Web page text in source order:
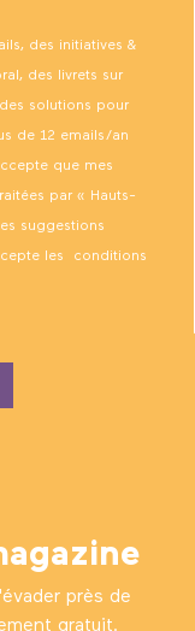
des initiatives &
des livrets sur
solutions pour
de 12 emails/an
que mes
par « Hauts-
suggestions
les conditions
près de
gratuit.